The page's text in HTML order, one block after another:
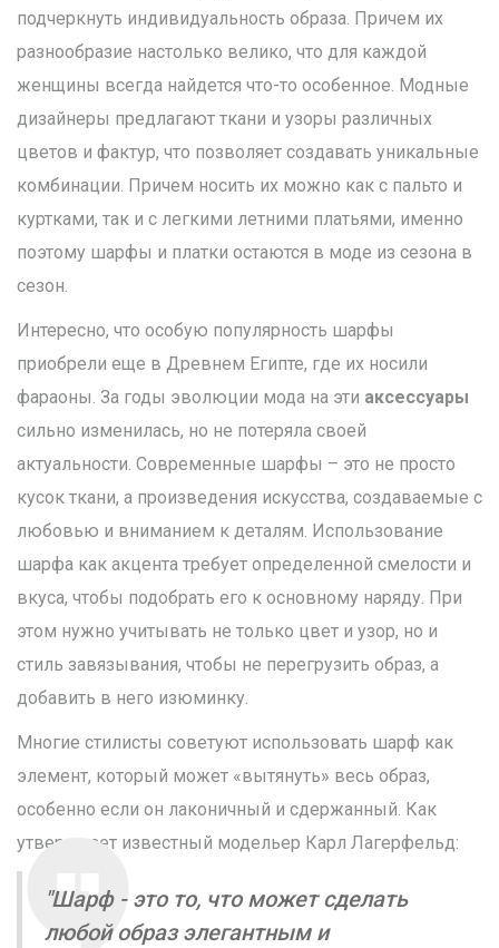
подчеркнуть индивидуальность образа. Причем их
разнообразие настолько велико, что для каждой
женщины всегда найдется что-то особенное. Модные
дизайнеры предлагают ткани и узоры различных
цветов и фактур, что позволяет создавать уникальные
комбинации. Причем носить их можно как с пальто и
куртками, так и с легкими летними платьями, именно
поэтому шарфы и платки остаются в моде из сезона в
сезон.
Интересно, что особую популярность шарфы
приобрели еще в Древнем Египте, где их носили
фараоны. За годы эволюции мода на эти аксессуары
сильно изменилась, но не потеряла своей
актуальности. Современные шарфы – это не просто
кусок ткани, а произведения искусства, создаваемые с
любовью и вниманием к деталям. Использование
шарфа как акцента требует определенной смелости и
вкуса, чтобы подобрать его к основному наряду. При
этом нужно учитывать не только цвет и узор, но и
стиль завязывания, чтобы не перегрузить образ, а
добавить в него изюминку.
Многие стилисты советуют использовать шарф как
элемент, который может «вытянуть» весь образ,
особенно если он лаконичный и сдержанный. Как
утверждает известный модельер Карл Лагерфельд:
"Шарф - это то, что может сделать
любой образ элегантным и